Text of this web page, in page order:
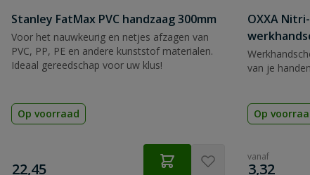
Stanley FatMax PVC handzaag 300mm
Voor het nauwkeurig en netjes afzagen van
PVC, PP, PE en andere kunststof materialen.
Ideaal gereedschap voor uw klus!
Op voorraad
€
22,45
OXXA
van je
Op
vanaf
€
3,32